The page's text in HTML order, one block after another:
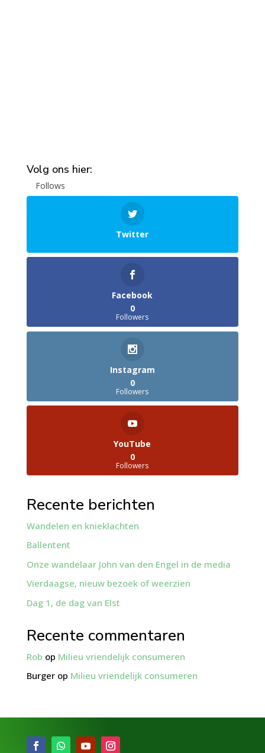
Volg ons hier:
Follows
Twitter
Facebook
0
Followers
Instagram
0
Followers
YouTube
0
Followers
Recente berichten
Wandelen en knieklachten
Ballentent
Onze wandelaar John van den Engel in de media
Vierdaagse, nieuw bezoek of weerzien
Dag 1, de dag van Elst
Recente commentaren
Rob op Milieu vriendelijk consumeren
Burgerop Milieu vriendelijk consumeren